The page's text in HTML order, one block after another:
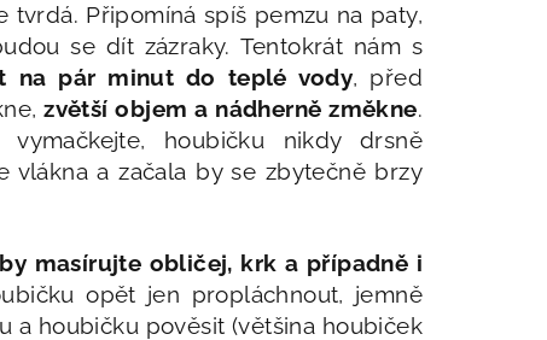
tvrdá. Připomíná spíš pemzu na paty,
se dít zázraky. Tentokrát nám s
na pár minut do teplé vody, před
zvětší objem a nádherně změkne.
vymačkejte, houbičku nikdy drsně
vlákna a začala by se zbytečně brzy
masírujte obličej, krk a případně i
opět jen propláchnout, jemně
a houbičku pověsit (většina houbiček